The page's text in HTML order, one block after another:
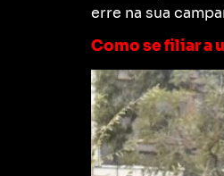
erre na sua
Como se filiar a